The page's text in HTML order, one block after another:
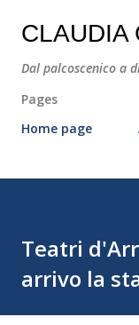
CLAUDIA
Dal palcoscenico a
Pages
Home page
Teatri
arrivo la